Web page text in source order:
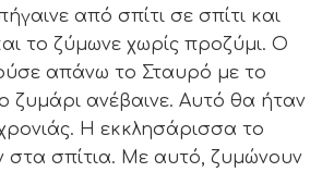
από σπίτι σε σπίτι και
το ζύμωνε χωρίς προζύμι. Ο
απάνω το Σταυρό με το
ζυμάρι ανέβαινε. Αυτό θα ήταν
Η εκκλησάρισσα το
στα σπίτια. Με αυτό, ζυμώνουν